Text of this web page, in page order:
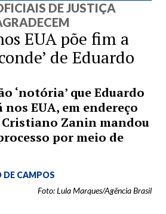
DE JUSTIÇA
EUA põe fim a
de Eduardo
‘notória’ que Eduardo
EUA, em endereço
Zanin mandou
por meio de
DE CAMPOS
Foto: Lula Marques/Agência Brasil